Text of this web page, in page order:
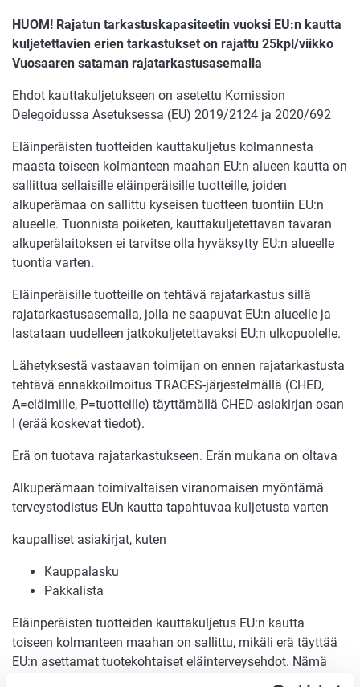
HUOM! Rajatun tarkastuskapasiteetin vuoksi EU:n kautta
kuljetettavien erien tarkastukset on rajattu 25kpl/viikko
Vuosaaren sataman rajatarkastusasemalla
Ehdot kauttakuljetukseen on asetettu Komission
Delegoidussa Asetuksessa (EU) 2019/2124 ja 2020/692
Eläinperäisten tuotteiden kauttakuljetus kolmannesta
maasta toiseen kolmanteen maahan EU:n alueen kautta on
sallittua sellaisille eläinperäisille tuotteille, joiden
alkuperämaa on sallittu kyseisen tuotteen tuontiin EU:n
alueelle. Tuonnista poiketen, kauttakuljetettavan tavaran
alkuperälaitoksen ei tarvitse olla hyväksytty EU:n alueelle
tuontia varten.
Eläinperäisille tuotteille on tehtävä rajatarkastus sillä
rajatarkastusasemalla, jolla ne saapuvat EU:n alueelle ja
lastataan uudelleen jatkokuljetettavaksi EU:n ulkopuolelle.
Lähetyksestä vastaavan toimijan on ennen rajatarkastusta
tehtävä ennakkoilmoitus TRACES-järjestelmällä (CHED,
A=eläimille, P=tuotteille) täyttämällä CHED-asiakirjan osan
I (erää koskevat tiedot).
Erä on tuotava rajatarkastukseen. Erän mukana on oltava
Alkuperämaan toimivaltaisen viranomaisen myöntämä
terveystodistus EUn kautta tapahtuvaa kuljetusta varten
kaupalliset asiakirjat, kuten
Kauppalasku
Pakkalista
Eläinperäisten tuotteiden kauttakuljetus EU:n kautta
toiseen kolmanteen maahan on sallittu, mikäli erä täyttää
EU:n asettamat tuotekohtaiset eläinterveysehdot. Nämä